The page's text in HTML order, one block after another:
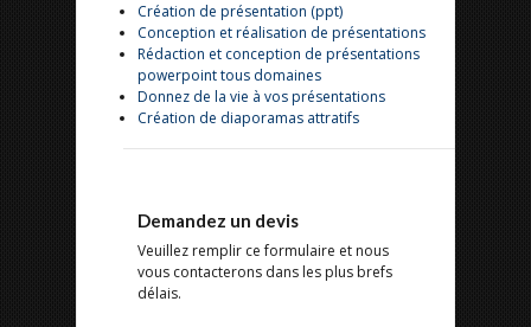
Création de présentation (ppt)
Conception et réalisation de présentations
Rédaction et conception de présentations
powerpoint tous domaines
Donnez de la vie à vos présentations
Création de diaporamas attratifs
Demandez un devis
Veuillez remplir ce formulaire et nous
vous contacterons dans les plus brefs
délais.